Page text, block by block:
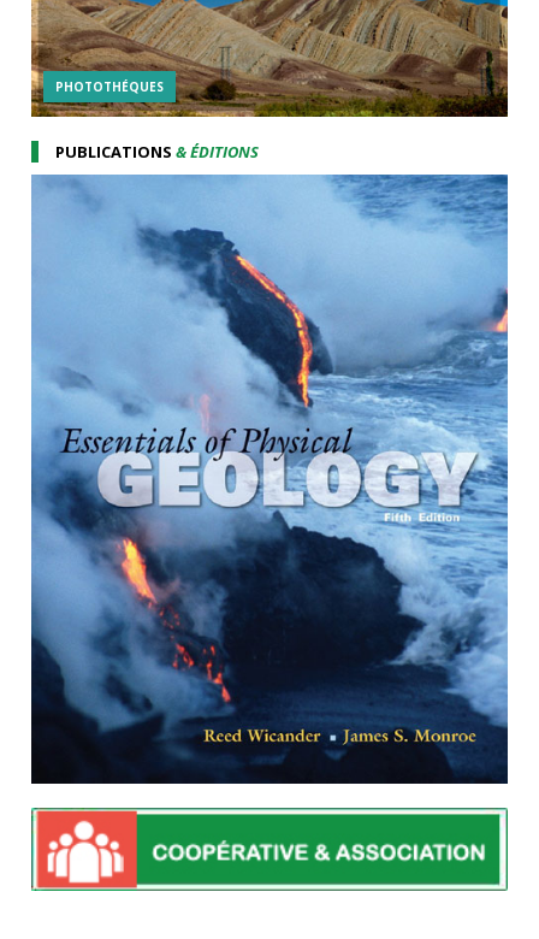
PHOTOTHÉQUES
PUBLICATIONS& ÉDITIONS